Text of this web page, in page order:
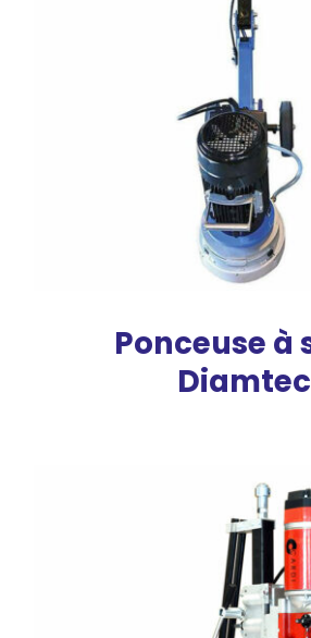
Ponceuse à
Diamtec